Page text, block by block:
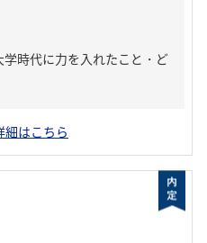
学時代に力を入れたこと・ど
細はこちら